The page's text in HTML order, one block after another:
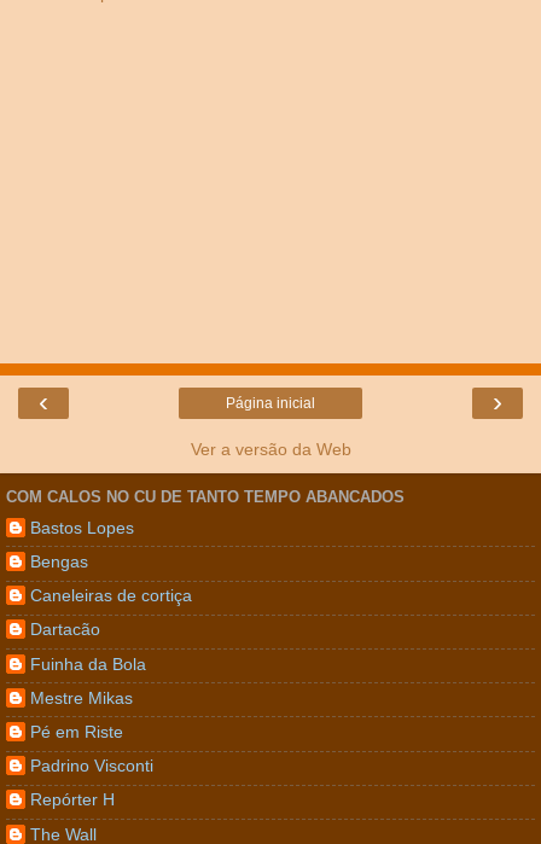
‹ ›
Página inicial
Ver a versão da Web
COM CALOS NO CU DE TANTO TEMPO ABANCADOS
Bastos Lopes
Bengas
Caneleiras de cortiça
Dartacão
Fuinha da Bola
Mestre Mikas
Pé em Riste
Padrino Visconti
Repórter H
The Wall